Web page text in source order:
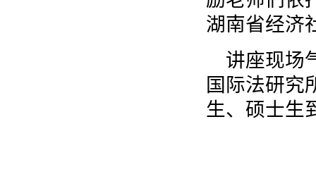
湖南省经济
讲座现场
国际法研究
生、硕士生